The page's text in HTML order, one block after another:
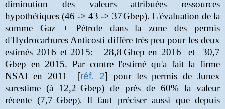
diminution des valeurs attribuées ressources
hypothétiques (46 -> 43 -> 37Gbep). L'évaluation de la
somme Gaz + Pétrole dans la zone des permis
d'Hydrocarbures Anticosti diffère très peu pour les deux
estimés 2016 et 2015: 28,8 Gbep en 2016 et 30,7
Gbep en 2015. Par contre l'estimé qu'a fait la firme
NSAI en 2011
[réf. 2] pour les permis de Junex
surestime (à 12,2 Gbep) de près de 60% la valeur
récente (7,7 Gbep). Il faut préciser aussi que depuis